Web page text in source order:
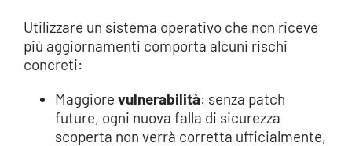
Utilizzare un sistema operativo che non riceve
più aggiornamenti comporta alcuni rischi
concreti:
Maggiore vulnerabilità: senza patch
future, ogni nuova falla di sicurezza
scoperta non verrà corretta ufficialmente,